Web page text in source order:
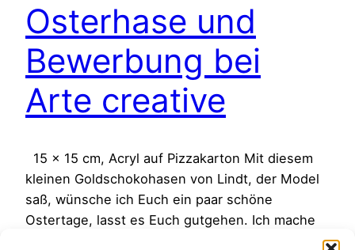
Osterhase und
Bewerbung bei
Arte creative
15 x 15 cm, Acryl auf Pizzakarton Mit diesem
kleinen Goldschokohasen von Lindt, der Model
saß, wünsche ich Euch ein paar schöne
Ostertage, lasst es Euch gutgehen. Ich mache